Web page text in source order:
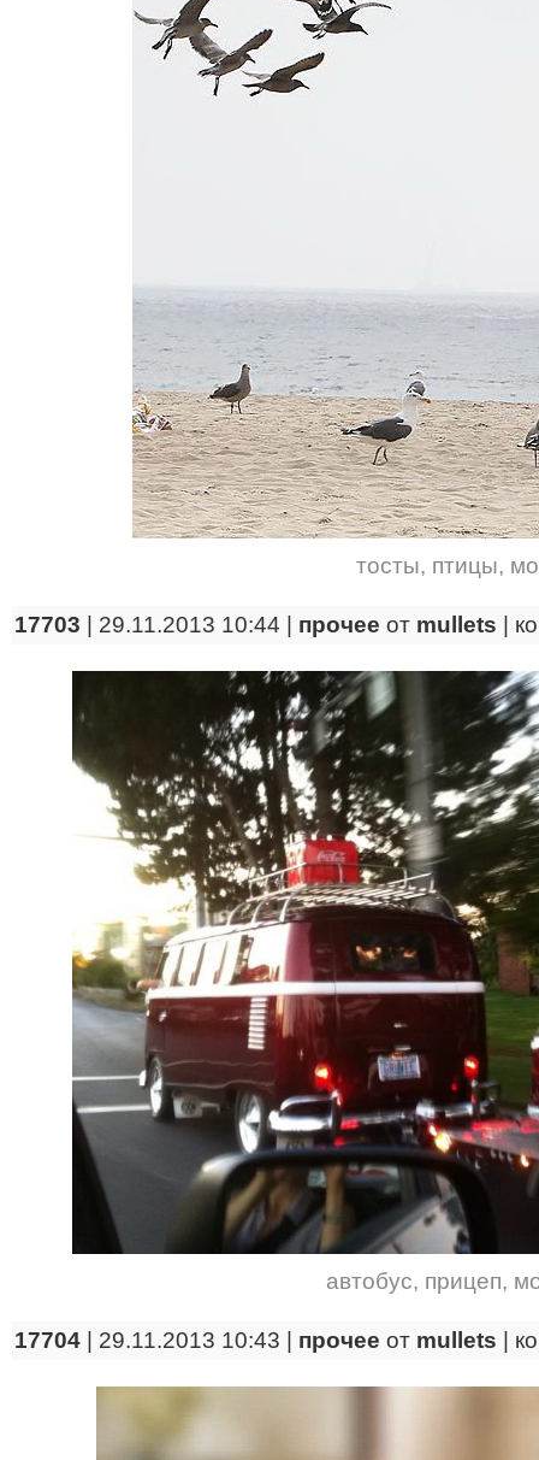
тосты, птицы,
17703 | 29.11.2013 10:44 | прочее от mullets
автобус, прицеп,
17704 | 29.11.2013 10:43 | прочее от mullets